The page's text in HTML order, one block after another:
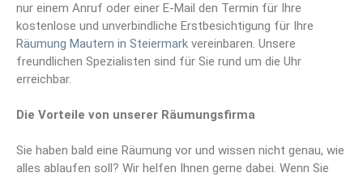
nur einem Anruf oder einer E-Mail den Termin für Ihre
kostenlose und unverbindliche Erstbesichtigung für Ihre
Räumung Mautern in Steiermark vereinbaren. Unsere
freundlichen Spezialisten sind für Sie rund um die Uhr
erreichbar.
Die Vorteile von unserer Räumungsfirma
Sie haben bald eine Räumung vor und wissen nicht genau, wie
alles ablaufen soll? Wir helfen Ihnen gerne dabei. Wenn Sie